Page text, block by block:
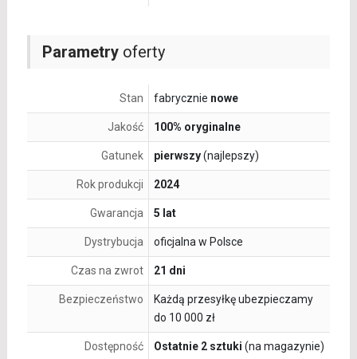
Parametryoferty
Stan fabrycznie nowe
Jakość 100% oryginalne
Gatunek pierwszy(najlepszy)
Rok produkcji 2024
Gwarancja 5 lat
Dystrybucja oficjalna w Polsce
Czas na zwrot 21 dni
Bezpieczeństwo
Każdą przesyłkę ubezpieczamy
do 10 000 zł
Dostępność Ostatnie 2 sztuki (na magazynie)